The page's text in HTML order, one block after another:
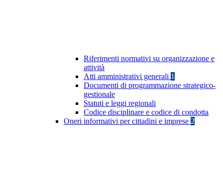
Riferimenti normativi su organizzazione e
attività
Atti amministrativi generali 1
Documenti di programmazione strategico-
gestionale
Statuti e leggi regionali
Codice disciplinare e codice di condotta
Oneri informativi per cittadini e imprese 2